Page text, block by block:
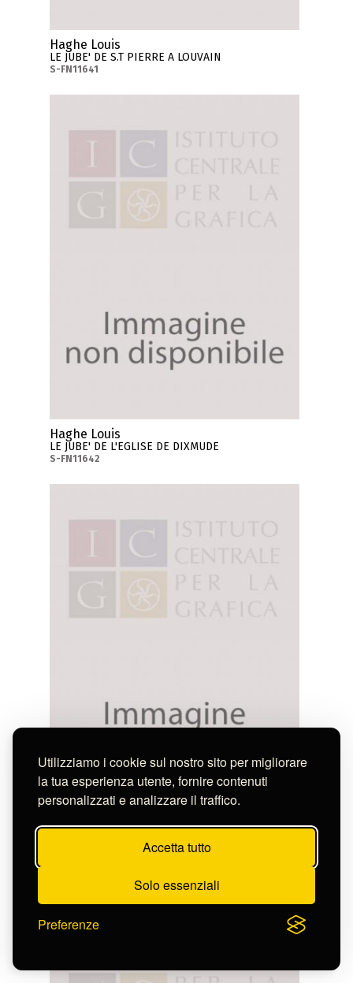
Utilizziamo i cookie sul nostro sito per migliorare
la tua esperienza utente, fornire contenuti
personalizzati e analizzare il traffico.
Accetta tutto
Solo essenziali
Preferenze
Haghe Louis
LE JUBE' DE S.T PIERRE A LOUVAIN
S-FN11641
Haghe Louis
LE JUBE' DE L'EGLISE DE DIXMUDE
S-FN11642
Haghe Louis